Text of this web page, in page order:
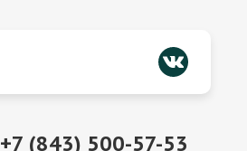
+7 (843) 500-57-53